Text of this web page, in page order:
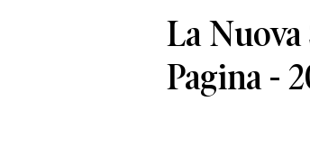
La
Pagina -